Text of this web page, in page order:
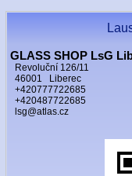
GLASS SHOP LsG
Revoluční 126/11
46001 Liberec
+420777722685
+420487722685
lsg@atlas.cz